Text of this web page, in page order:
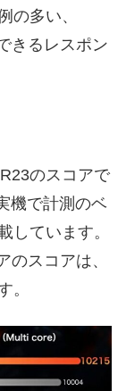
の多い、
きるレスポン
のスコアで
機で計測のベ
しています。
のスコアは、
。